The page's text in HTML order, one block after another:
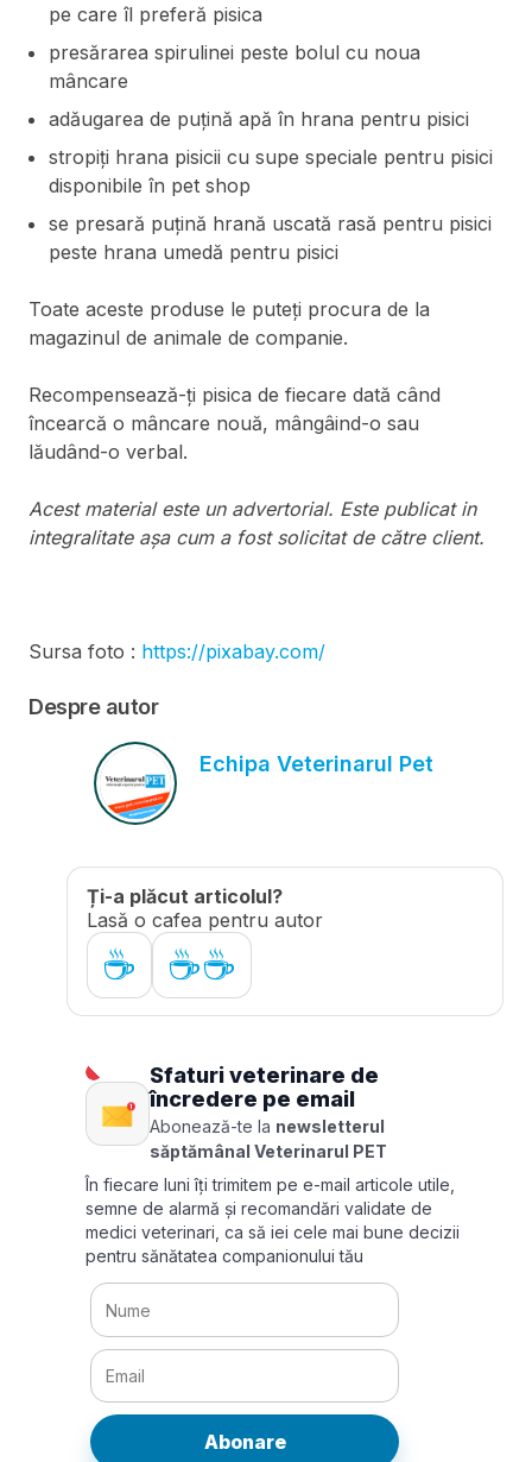
pe care îl preferă pisica
presărarea spirulinei peste bolul cu noua
mâncare
adăugarea de puțină apă în hrana pentru pisici
stropiți hrana pisicii cu supe speciale pentru pisici
disponibile în pet shop
se presară puțină hrană uscată rasă pentru pisici
peste hrana umedă pentru pisici
Toate aceste produse le puteți procura de la
magazinul de animale de companie.
Recompensează-ți pisica de fiecare dată când
încearcă o mâncare nouă, mângâind-o sau
lăudând-o verbal.
Acest material este un advertorial. Este publicat in
integralitate așa cum a fost solicitat de către client.
Sursa foto : https://pixabay.com/
Despre autor
Echipa Veterinarul Pet
Ți-a plăcut articolul?
Lasă o cafea pentru autor
☕ ☕☕
Sfaturi veterinare de
încredere pe email
Abonează-te la newsletterul
săptămânal Veterinarul PET
În fiecare luni îți trimitem pe e-mail articole utile,
semne de alarmă și recomandări validate de
medici veterinari, ca să iei cele mai bune decizii
pentru sănătatea companionului tău
Abonare